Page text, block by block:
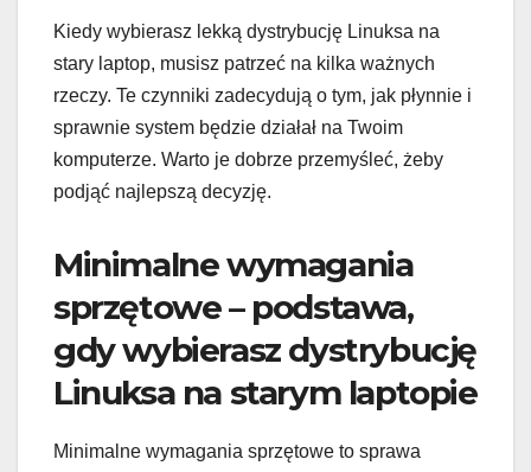
Kiedy wybierasz lekką dystrybucję Linuksa na
stary laptop, musisz patrzeć na kilka ważnych
rzeczy. Te czynniki zadecydują o tym, jak płynnie i
sprawnie system będzie działał na Twoim
komputerze. Warto je dobrze przemyśleć, żeby
podjąć najlepszą decyzję.
Minimalne wymagania
sprzętowe – podstawa,
gdy wybierasz dystrybucję
Linuksa na starym laptopie
Minimalne wymagania sprzętowe to sprawa